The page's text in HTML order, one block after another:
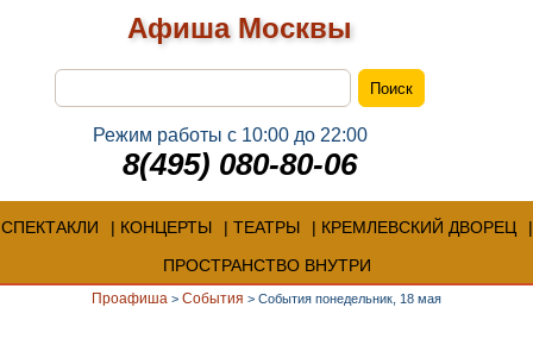
Афиша Москвы
Режим работы с 10:00 до 22:00
8(495) 080-80-06
СПЕКТАКЛИ КОНЦЕРТЫ ТЕАТРЫ
КРЕМЛЕВСКИЙ ДВОРЕЦ
ПРОСТРАНСТВО ВНУТРИ
Проафиша > События > События понедельник, 18 мая